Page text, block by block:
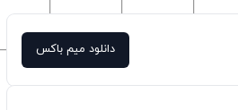
دانلود میم باکس